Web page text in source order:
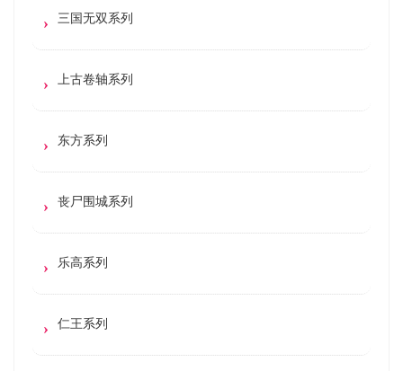
三国无双系列
上古卷轴系列
东方系列
丧尸围城系列
乐高系列
仁王系列